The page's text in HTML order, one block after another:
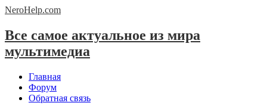
NeroHelp.com
Все самое актуальное из мира
мультимедиа
Главная
Форум
Обратная связь